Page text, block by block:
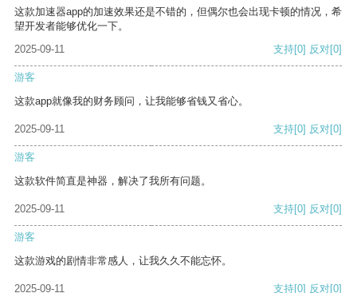
这款加速器app的加速效果还是不错的，但偶尔也会出现卡顿的情况，希
望开发者能够优化一下。
2025-09-11
支持[0] 反对[0]
游客
这款app就像我的财务顾问，让我能够省钱又省心。
2025-09-11 支持[0] 反对[0]
游客
这款软件简直是神器，解决了我所有问题。
2025-09-11 支持[0] 反对[0]
游客
这款游戏的剧情非常感人，让我久久不能忘怀。
2025-09-11 支持[0] 反对[0]